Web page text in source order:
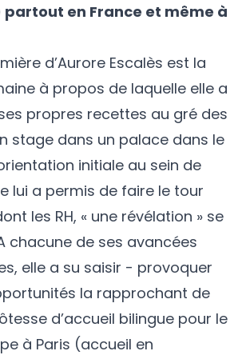
en France et même à
d’Aurore Escalès est la
à propos de laquelle elle a
propres recettes au gré des
stage dans un palace dans le
initiale au sein de
lui a permis de faire le tour
les RH, « une révélation » se
chacune de ses avancées
elle a su saisir - provoquer
la rapprochant de
d’accueil bilingue pour le
à Paris (accueil en